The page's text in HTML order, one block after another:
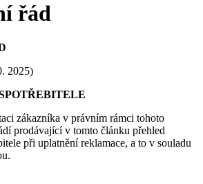
řád
2025)
zákazníka v právním rámci tohoto
prodávající v tomto článku přehled
při uplatnění reklamace, a to v souladu